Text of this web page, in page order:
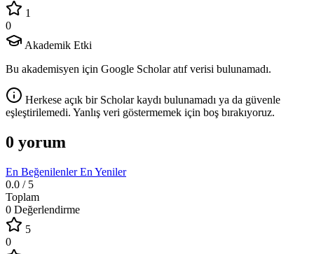
1
0
Akademik Etki
Bu akademisyen için Google Scholar atıf verisi bulunamadı.
Herkese açık bir Scholar kaydı bulunamadı ya da güvenle
eşleştirilemedi. Yanlış veri göstermemek için boş bırakıyoruz.
0 yorum
En BeğenilenlerEn Yeniler
0.0 / 5
Toplam
0 Değerlendirme
5
0